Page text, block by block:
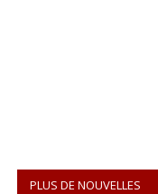
PLUS DE NOUVELLES